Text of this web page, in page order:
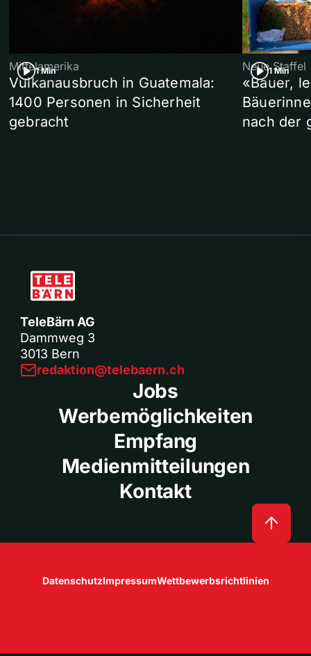
1 Min
Mittelamerika
Vulkanausbruch in Guatemala:
1400 Personen in Sicherheit
gebracht
1 Min
Neue Staffel
«Bauer,
nach der
TeleBärn AG
Dammweg 3
3013 Bern
redaktion@telebaern.ch
Jobs
Werbemöglichkeiten
Empfang
Medienmitteilungen
Kontakt
DatenschutzImpressumWettbewerbsrichtlinien